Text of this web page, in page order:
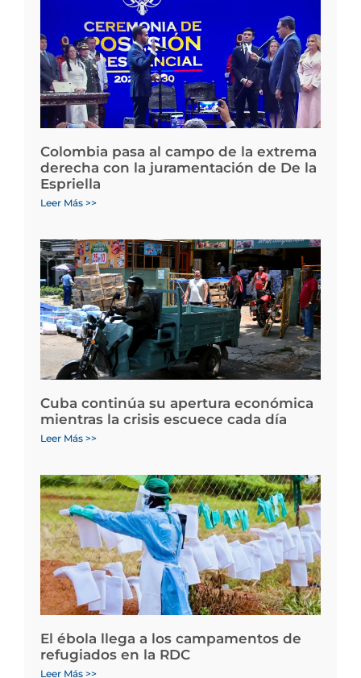
Colombia pasa al campo de la extrema
derecha con la juramentación de De la
Espriella
Leer Más >>
Cuba continúa su apertura económica
mientras la crisis escuece cada día
Leer Más >>
El ébola llega a los campamentos de
refugiados en la RDC
Leer Más >>